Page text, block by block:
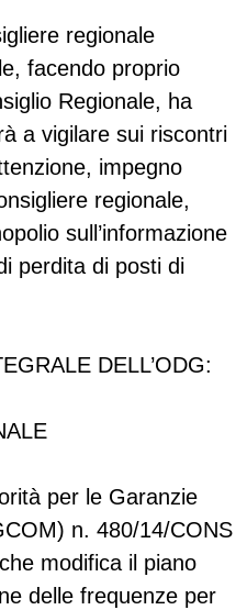
regionale
facendo proprio
Regionale, ha
a vigilare sui riscontri
impegno
regionale,
sull’informazione
perdita di posti di
DELL’ODG:
per le Garanzie
n. 480/14/CONS
modifica il piano
delle frequenze per